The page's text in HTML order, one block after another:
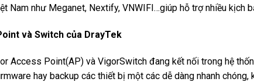
Nam như Meganet, Nextify, VNWIFI…giúp hỗ trợ nhiều kịch
và Switch của DrayTek
Access Point(AP) và VigorSwitch đang kết nối trong hệ
hay backup các thiết bị một các dễ dàng nhanh